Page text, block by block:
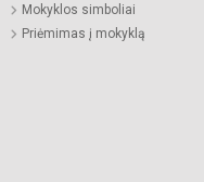
Mokyklos simboliai
Priėmimas į mokyklą